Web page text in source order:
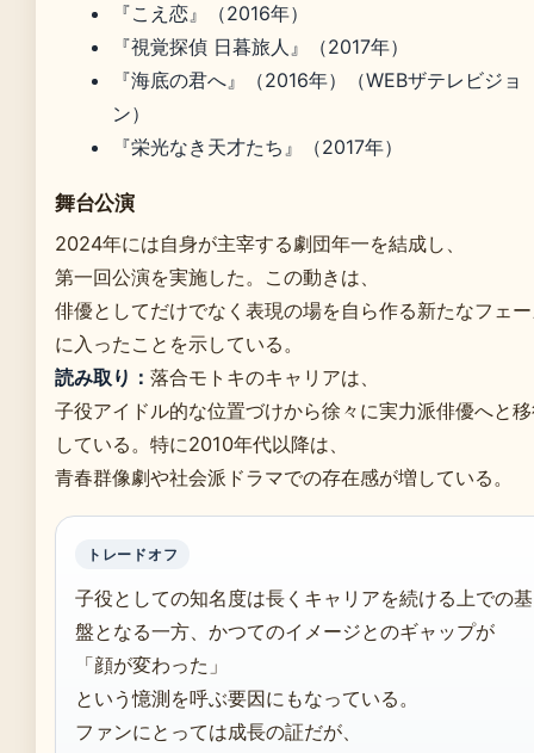
『こえ恋』（2016年）
『視覚探偵 日暮旅人』（2017年）
『海底の君へ』（2016年）（WEBザテレビジョ
ン）
『栄光なき天才たち』（2017年）
舞台公演
2024年には自身が主宰する劇団年一を結成し、
第一回公演を実施した。この動きは、
俳優としてだけでなく表現の場を自ら作る新たなフェ
に入ったことを示している。
読み取り： 落合モトキのキャリアは、
子役アイドル的な位置づけから徐々に実力派俳優へと
している。特に2010年代以降は、
青春群像劇や社会派ドラマでの存在感が増している。
トレードオフ
子役としての知名度は長くキャリアを続ける上での基
盤となる一方、かつてのイメージとのギャップが
「顔が変わった」
という憶測を呼ぶ要因にもなっている。
ファンにとっては成長の証だが、